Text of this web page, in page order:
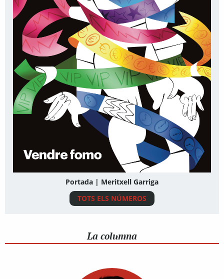
Portada | Meritxell Garriga
TOTS ELS NÚMEROS
La columna